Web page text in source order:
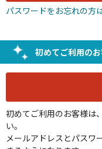
パスワードをお忘れの方
初めてご利用の
初めてご利用のお客様は
い。
メールアドレスとパスワ